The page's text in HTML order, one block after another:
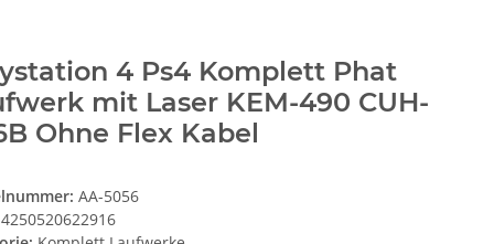
4 Ps4 Komplett Phat
mit Laser KEM-490 CUH-
Ohne Flex Kabel
AA-5056
4250520622916